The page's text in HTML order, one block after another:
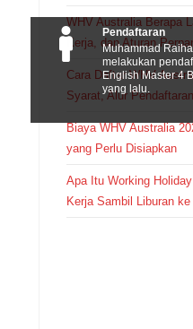
WHV Australia Berapa
Kerja, dan Aturan
Cara Daftar WHV
Syarat, Alur
Biaya WHV Australia
yang Perlu Disiapkan
Apa Itu Working
Kerja Sambil Liburan
Pendaftaran
Muhammad
melakukan
English Master 4
yang lalu.